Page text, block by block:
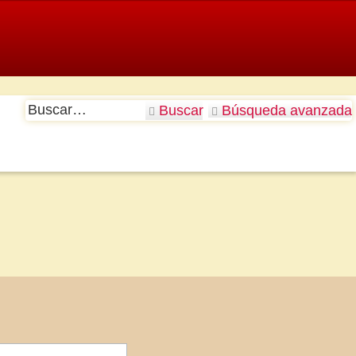
Buscar Búsqueda avanzada